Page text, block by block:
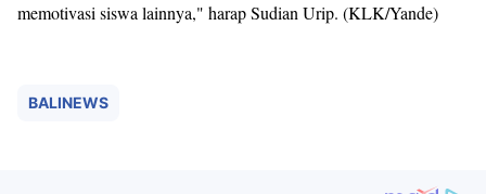
memotivasi siswa lainnya," harap Sudian Urip. (KLK/Yande)
BALINEWS